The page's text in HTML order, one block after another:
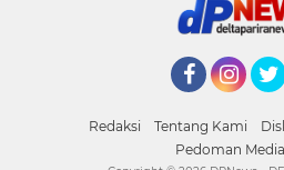
Redaksi Tentang Kami
Pedoman